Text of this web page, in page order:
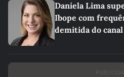
Daniela Lima
Ibope com
demitida do canal